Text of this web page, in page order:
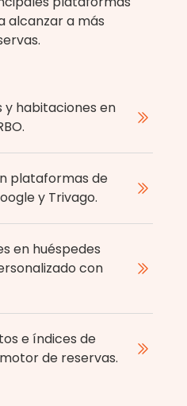
alcanzar a más
y habitaciones en
plataformas de
y Trivago.
en huéspedes
con
e índices de
de reservas.